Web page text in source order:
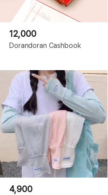
12,000
Dorandoran Cashbook
4,900